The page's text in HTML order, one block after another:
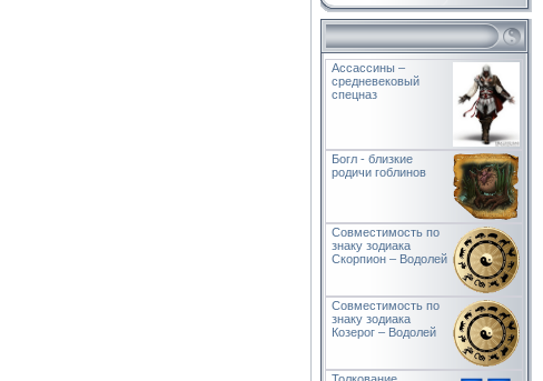
Ассассины –
средневековый
спецназ
Богл - близкие
родичи гоблинов
Совместимость по
знаку зодиака
Скорпион – Водолей
Совместимость по
знаку зодиака
Козерог – Водолей